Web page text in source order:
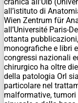
all’istituto di
Wien Zentrum für
all’Université Paris-
ottanta
monografiche e libri
congressi nazionali
chirurgico ha oltre
della patologia Orl
particolare nel
malformative,